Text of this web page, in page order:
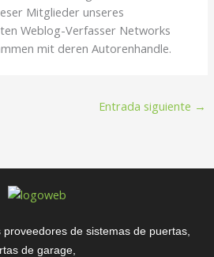
Mitglieder unseres
Weblog-Verfasser Networks
mit deren Autorenhandle.
Entrada siguiente →
de sistemas de puertas,
de garage,